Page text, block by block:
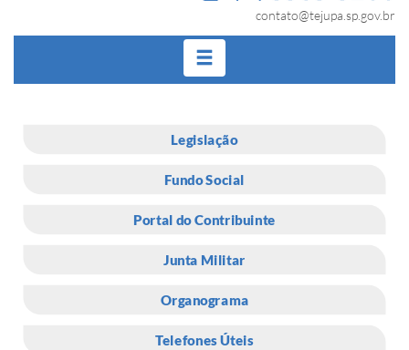
contato@tejupa.sp.gov.br
Legislação
Fundo Social
Portal do Contribuinte
Junta Militar
Organograma
Telefones Úteis